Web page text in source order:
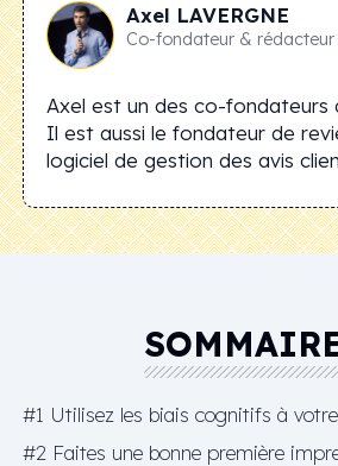
Axel LAVERGNE
Co-fondateur & rédacteur
Axel est un des co-fondateurs
Il est aussi le fondateur de
logiciel de gestion des avis
#1 Utilisez les biais cognitifs à
#2 Faites une bonne première